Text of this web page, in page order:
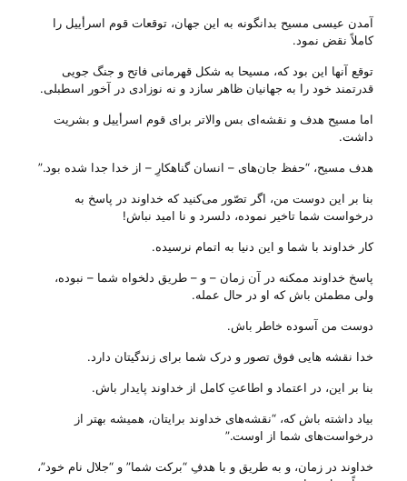
آمدن عیسی مسیح بدانگونه به این جهان، توقعات قوم اسرأییل را
کاملاً نقض نمود.
توقع آنها این بود که، مسیحا به شکل قهرمانی فاتح و جنگ جویی
قدرتمند خود را به جهانیان ظاهر سازد و نه نوزادی در آخور اسطبلی.
اما مسیح هدف و نقشه‌ای بس والاتر برای قوم اسرأییل و بشریت
داشت.
هدف مسیح، “حفظ جان‌های – انسان گناهکارِ – از خدا جدا شده بود.”
بنا بر این دوست من، اگر تصّور می‌‌کنید که خداوند در پاسخ به
درخواست شما تاخیر نموده، دلسرد و نا امید نباش!
کار خداوند با شما و این دنیا به اتمام نرسیده.
پاسخ خداوند ممکنه در آن‌ زمان – و – طریق دلخواه شما – نبوده،
ولی‌ مطمئن باش که او در حال عمله.
دوست من آسوده خاطر باش.
خدا نقشه هایی فوق تصور و درک شما برای زندگیتان دارد.
بنا بر این، در اعتماد و اطاعتِ کامل از خداوند پایدار باش.
بیاد داشته باش که، “نقشه‌های خداوند برایتان، همیشه بهتر از
درخواست‌های شما از اوست.”
خداوند در زمان، و به طریق و با هدفِ “برکت شما” و “جلال نام خود”،